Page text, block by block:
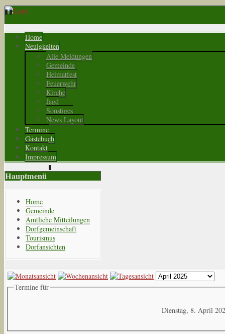
Home
Neuigkeiten
Alle Meldungen
Gemeinde
Heimatfest
Feuerwehr
Kirche
Jagd
Sonstiges
News Layout
Termine
Gästebuch
Kontakt
Impressum
Hauptmenü
Home
Gemeinde
Amtliche Mitteilungen
Dorfgemeinschaft
Tourismus
Dorfansichten
Termine für
Dienstag, 8. April